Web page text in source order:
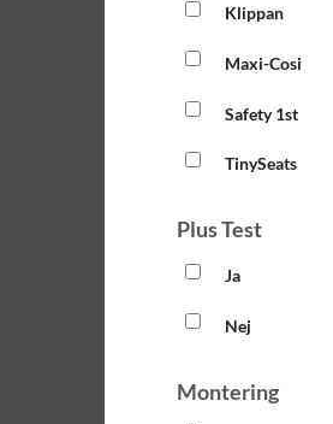
Klippan
Maxi-Cosi
Safety 1st
TinySeats
Plus Test
Ja
Nej
Montering